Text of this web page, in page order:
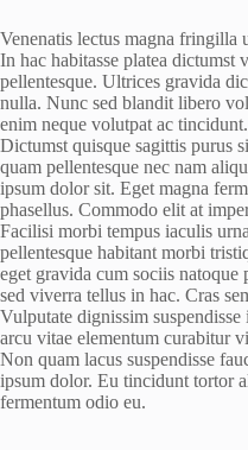
Venenatis lectus magna fringilla
In hac habitasse platea dictumst
pellentesque. Ultrices gravida
nulla. Nunc sed blandit libero
enim neque volutpat ac
Dictumst quisque sagittis purus
quam pellentesque nec nam
ipsum dolor sit. Eget magna
phasellus. Commodo elit at
Facilisi morbi tempus iaculis
pellentesque habitant morbi
eget gravida cum sociis natoque
sed viverra tellus in hac. Cras
Vulputate dignissim
arcu vitae elementum curabitur
Non quam lacus suspendisse
ipsum dolor. Eu tincidunt tortor
fermentum odio eu.